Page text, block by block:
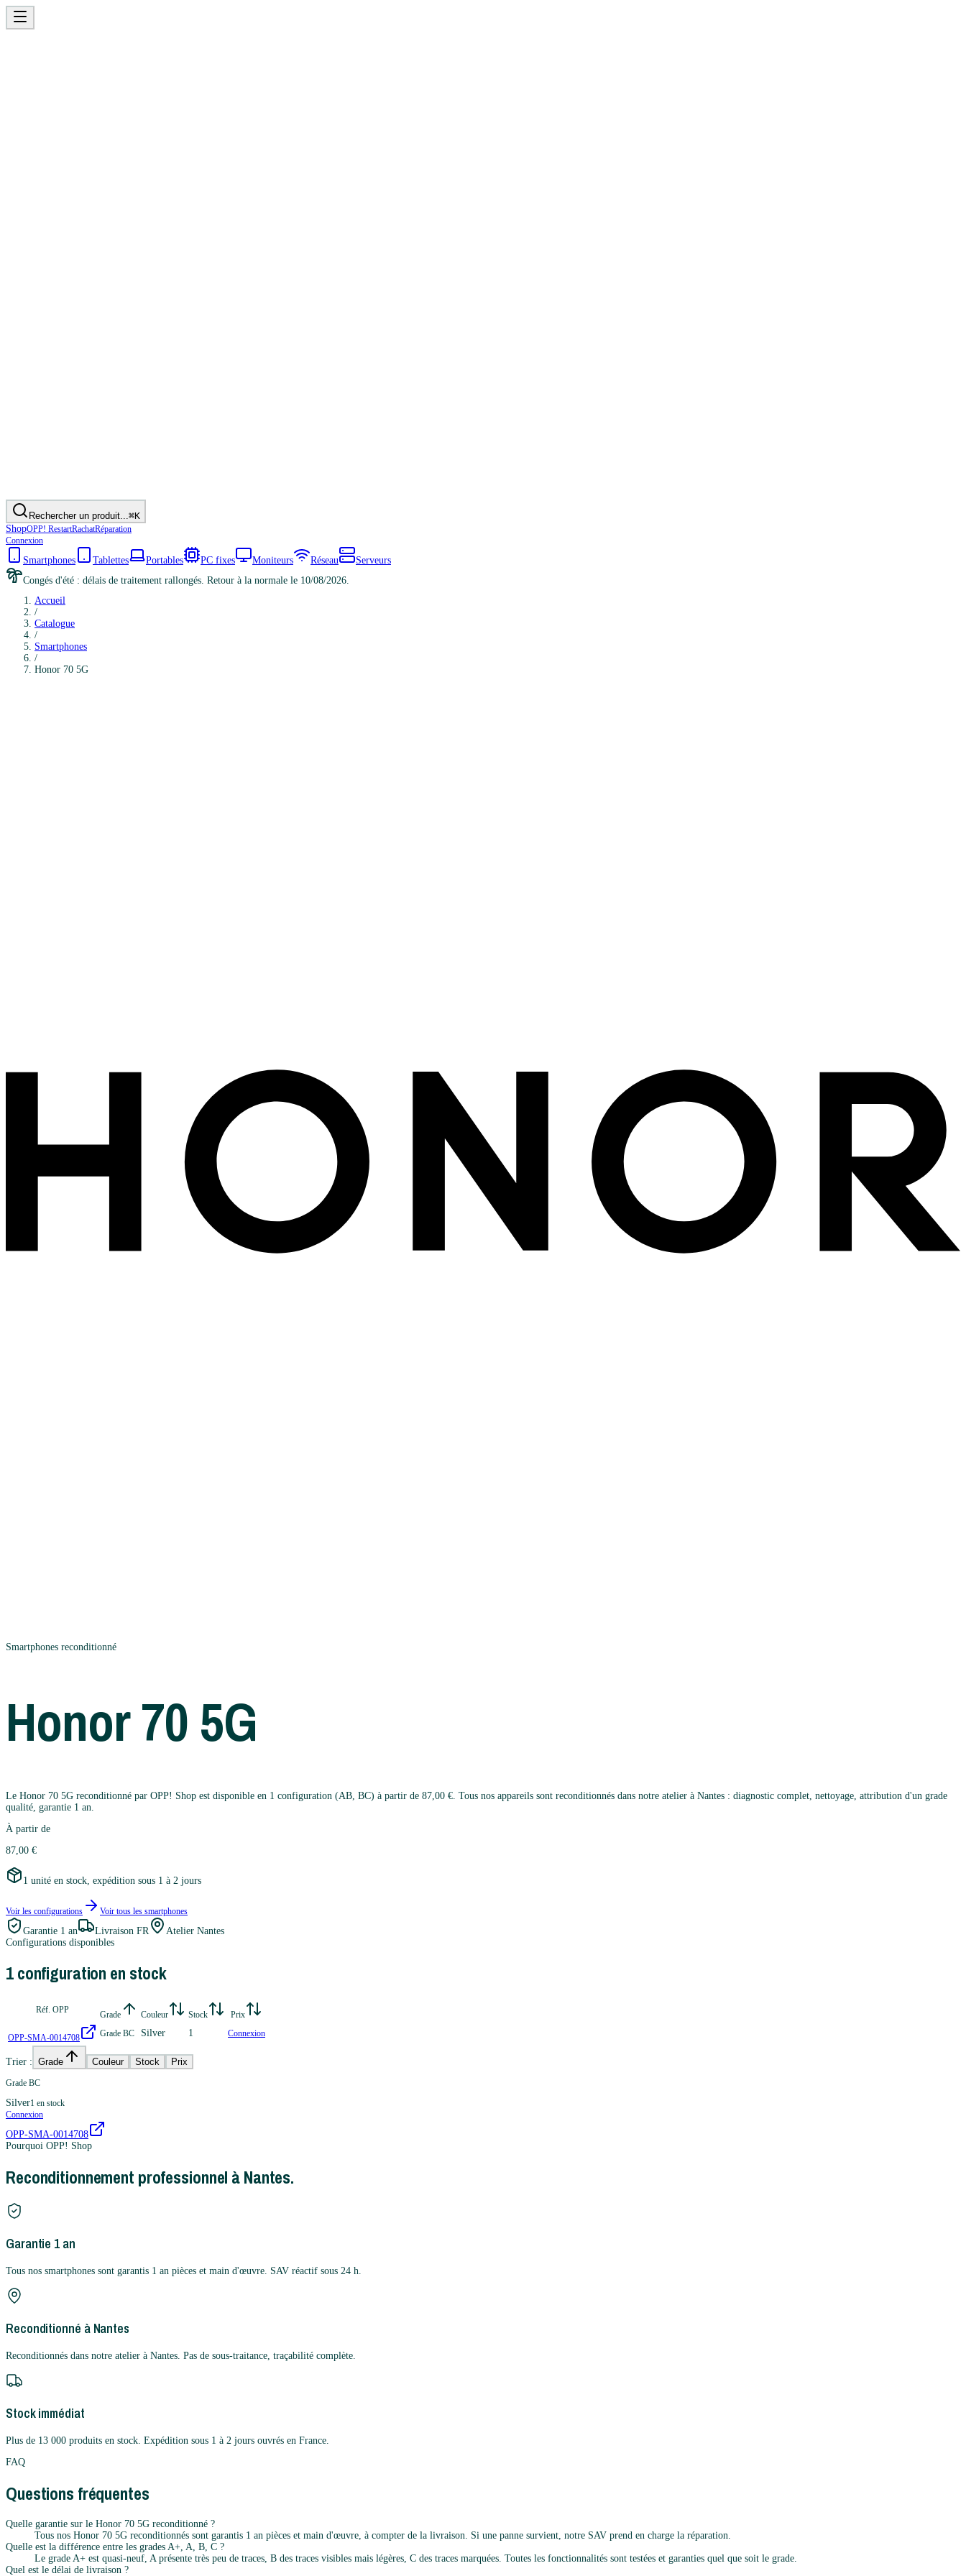
Rechercher un produit... ⌘K
ShopOPP! RestartRachatRéparation
Connexion
Smartphones Tablettes Portables PC fixes Moniteurs Réseau
Serveurs
Congés d'été : délais de traitement rallongés. Retour à la normale le 10/08/2026.
Accueil
/
Catalogue
/
Smartphones
/
Honor 70 5G
Smartphones reconditionné
Honor70 5G
Le Honor 70 5G reconditionné par OPP! Shop est disponible en 1 configuration (AB, BC) à partir de 87,00 €. Tous nos appareils sont reconditionnés dans notre atelier à Nantes : diagnostic complet, nettoyage, attribution d'un grade
qualité, garantie 1 an.
À partir de
87,00 €
1 unité en stock, expédition sous 1 à 2 jours
Voir les configurations Voir tous les smartphones
Garantie 1 an Livraison FR
Atelier Nantes
Configurations disponibles
1configuration en stock
Réf. OPP Grade Couleur Stock Prix
OPP-SMA-0014708 Grade BC Silver 1 Connexion
Trier : Grade Couleur Stock Prix
Grade BC
Silver1 en stock
Connexion
OPP-SMA-0014708
Pourquoi OPP! Shop
Reconditionnement professionnel à Nantes.
Garantie 1 an
Tous nos smartphones sont garantis 1 an pièces et main d'œuvre. SAV réactif sous 24 h.
Reconditionné à Nantes
Reconditionnés dans notre atelier à Nantes. Pas de sous-traitance, traçabilité complète.
Stock immédiat
Plus de 13 000 produits en stock. Expédition sous 1 à 2 jours ouvrés en France.
FAQ
Questions fréquentes
Quelle garantie sur le Honor 70 5G reconditionné ?
Tous nos Honor 70 5G reconditionnés sont garantis 1 an pièces et main d'œuvre, à compter de la livraison. Si une panne survient, notre SAV prend en charge la réparation.
Quelle est la différence entre les grades A+, A, B, C ?
Le grade A+ est quasi-neuf, A présente très peu de traces, B des traces visibles mais légères, C des traces marquées. Toutes les fonctionnalités sont testées et garanties quel que soit le grade.
Quel est le délai de livraison ?